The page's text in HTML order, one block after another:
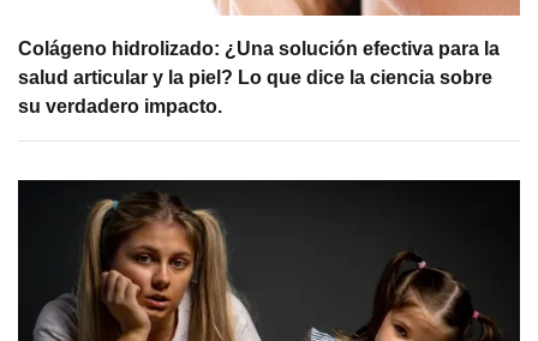
Colágeno hidrolizado: ¿Una solución efectiva para la
salud articular y la piel? Lo que dice la ciencia sobre
su verdadero impacto.